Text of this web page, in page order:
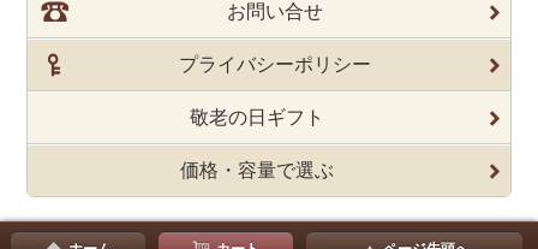
お問い合せ
プライバシーポリシー
敬老の日ギフト
価格・容量で選ぶ